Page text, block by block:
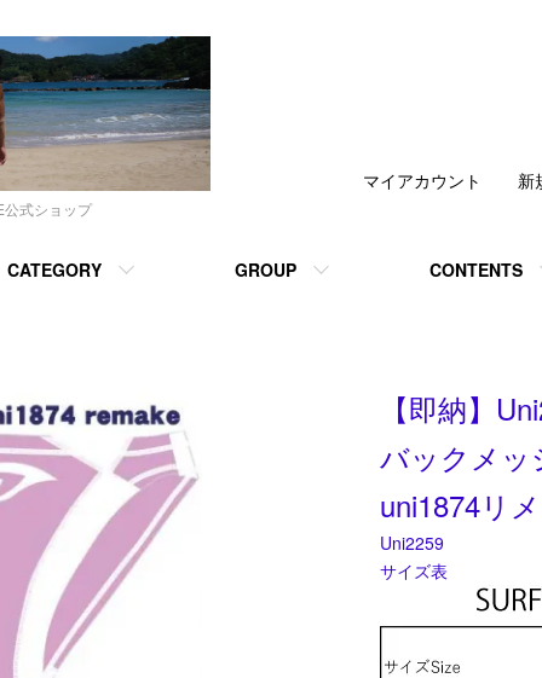
式ショップ
CATEGORY GROUP CONTENTS
マイアカウント 新
【即納】
バックメ
uni1874リ
Uni2259
サイズ表